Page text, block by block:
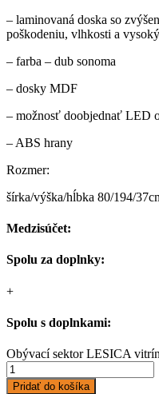
– laminovaná doska so
poškodeniu, vlhkosti a
– farba – dub sonoma
– dosky MDF
– možnosť doobjednať LED
– ABS hrany
Rozmer:
šírka/výška/hĺbka 80/194/
Medzisúčet:
Spolu za doplnky:
+
Spolu s doplnkami:
Obývací sektor LESICA
Pridať do košíka